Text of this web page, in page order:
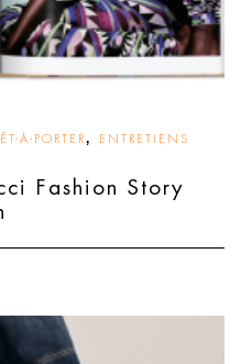
À-PORTER, ENTRETIENS
Fashion Story